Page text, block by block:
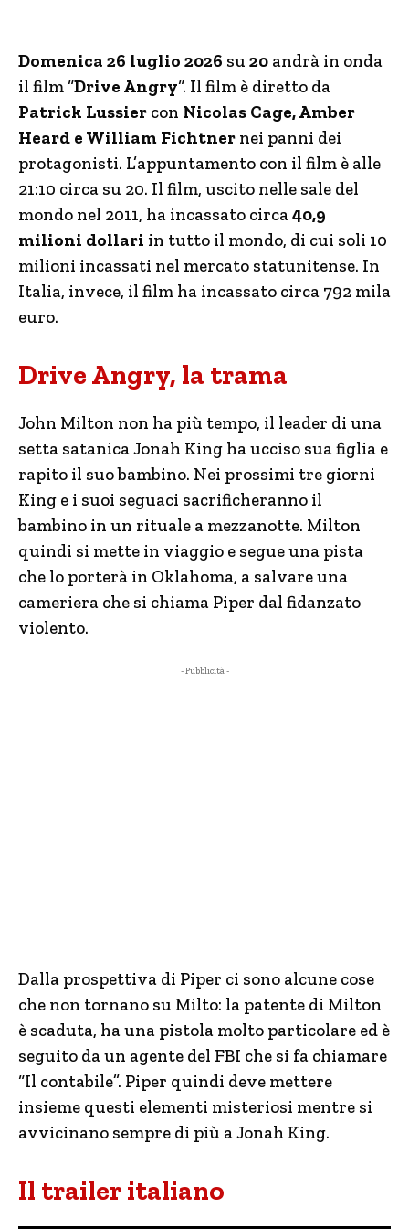
Domenica 26 luglio 2026 su 20 andrà in onda
il film “Drive Angry“. Il film è diretto da
Patrick Lussier con Nicolas Cage, Amber
Heard e William Fichtner nei panni dei
protagonisti. L’appuntamento con il film è alle
21:10 circa su 20. Il film, uscito nelle sale del
mondo nel 2011, ha incassato circa40,9
milioni dollari in tutto il mondo, di cui soli 10
milioni incassati nel mercato statunitense. In
Italia, invece, il film ha incassato circa 792 mila
euro.
Drive Angry, la trama
John Milton non ha più tempo, il leader di una
setta satanica Jonah King ha ucciso sua figlia e
rapito il suo bambino. Nei prossimi tre giorni
King e i suoi seguaci sacrificheranno il
bambino in un rituale a mezzanotte. Milton
quindi si mette in viaggio e segue una pista
che lo porterà in Oklahoma, a salvare una
cameriera che si chiama Piper dal fidanzato
violento.
- Pubblicità -
Dalla prospettiva di Piper ci sono alcune cose
che non tornano su Milto: la patente di Milton
è scaduta, ha una pistola molto particolare ed è
seguito da un agente del FBI che si fa chiamare
“Il contabile”. Piper quindi deve mettere
insieme questi elementi misteriosi mentre si
avvicinano sempre di più a Jonah King.
Il trailer italiano